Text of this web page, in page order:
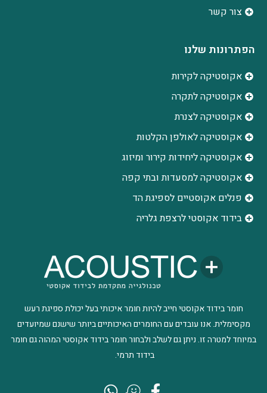
חומר בידוד אקוסטי חייב להיות חומר איכותי בעל יכולת ספיגת רעש
מקסימלית. אנו עובדים עם החומרים האיכותיים ביותר שישנם שמיועדים
במיוחד למטרה זו. ניתן גם לשלב ולבחור חומר בידוד אקוסטי המהוה גם חומר
בידוד תרמי.
צור קשר
הפתרונות שלנו
אקוסטיקה לקירות
אקוסטיקה לתקרה
אקוסטיקה לצנרת
אקוסטיקה לאולפן הקלטות
‫אקוסטיקה ליחידות קירור ומיזוג
אקוסטיקה למסעדות ובתי קפה
פנלים אקוסטיים לספיגת הד
בידוד אקוסטי לרצפת גלריה